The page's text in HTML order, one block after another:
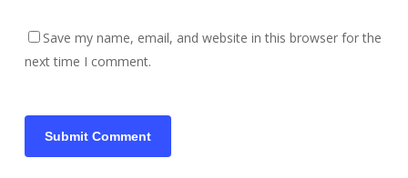
Save my name, email, and website in this browser for the
next time I comment.